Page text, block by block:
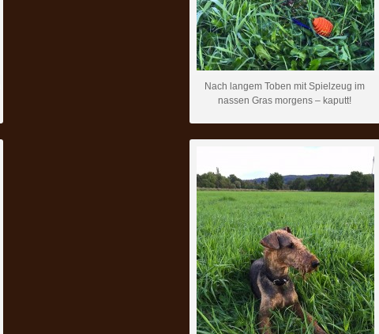
Nach langem Toben mit Spielzeug im
nassen Gras morgens – kaputt!